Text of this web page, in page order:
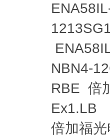
NBN4-
RBE 倍
Ex1.LB
倍加福